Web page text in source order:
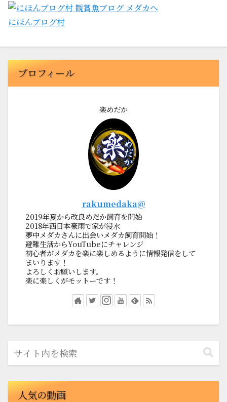
にほんブログ村
プロフィール
楽めだか
rakumedaka@
2019年夏から改良めだか飼育を開始
2018年西日本豪雨で家が浸水
夢中メダカさんに出会いメダカ飼育開始！
避難生活からYouTubeにチャレンジ
初心者がメダカを楽に楽しめるように情報発信をして
まいります！
よろしくお願いします。
楽に楽しくがモットーです！
人気の動画